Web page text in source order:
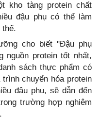
kho tàng protein chất
đậu phụ có thể làm
thể.
cho biết "Đậu phụ
nguồn protein tốt nhất,
sách thực phẩm có
chuyển hóa protein
đậu phụ, sẽ dẫn đến
trường hợp nghiêm